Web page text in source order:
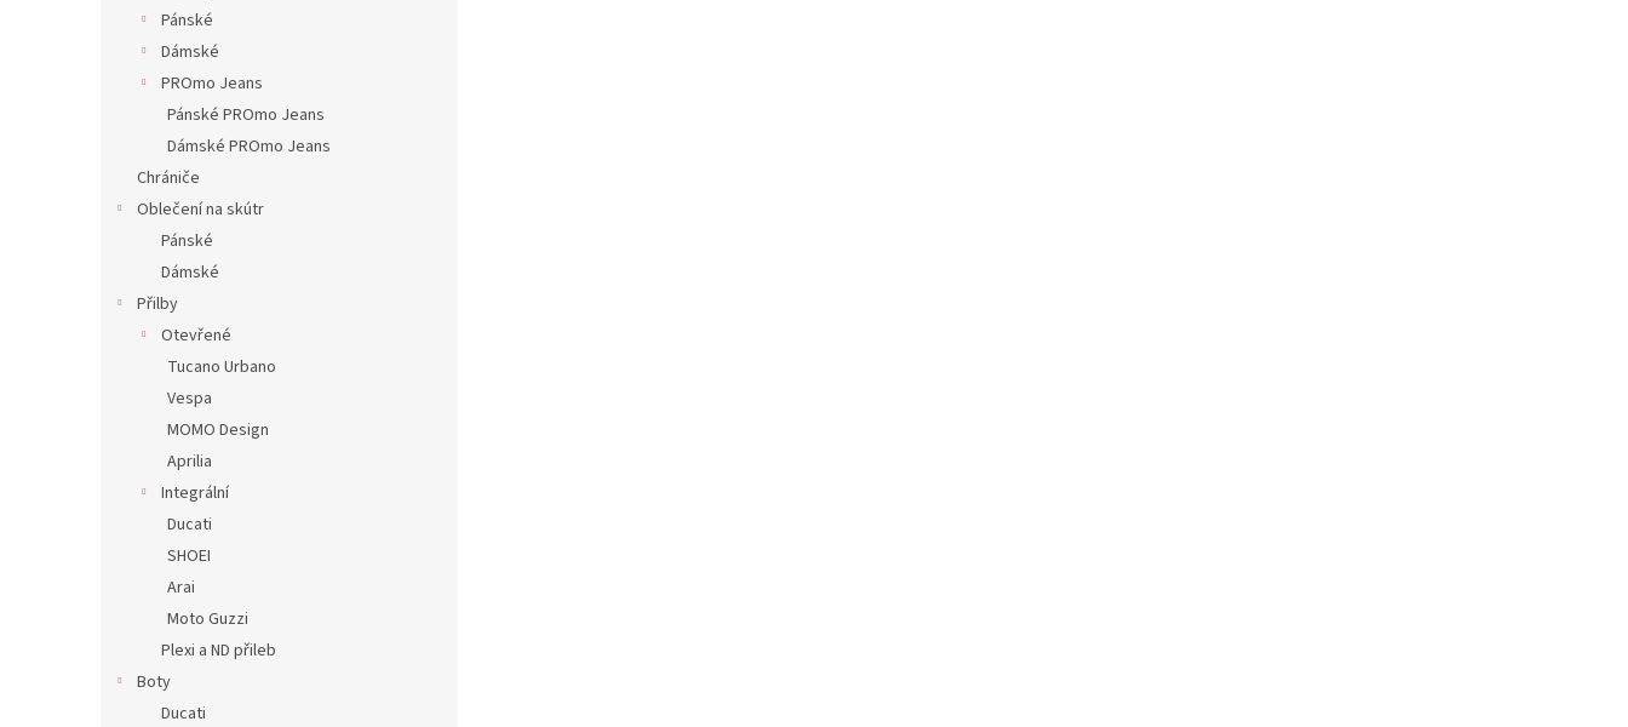
Pánské
Dámské
PROmo Jeans
Pánské PROmo Jeans
Dámské PROmo Jeans
Chrániče
Oblečení na skútr
Pánské
Dámské
Přilby
Otevřené
Tucano Urbano
Vespa
MOMO Design
Aprilia
Integrální
Ducati
SHOEI
Arai
Moto Guzzi
Plexi a ND přileb
Boty
Ducati